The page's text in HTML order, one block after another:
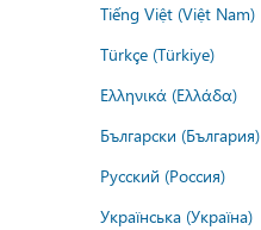
Tiếng Việt (Việt Nam)
Türkçe (Türkiye)
Ελληνικά (Ελλάδα)
Български (България)
Русский (Россия)
Українська (Україна)